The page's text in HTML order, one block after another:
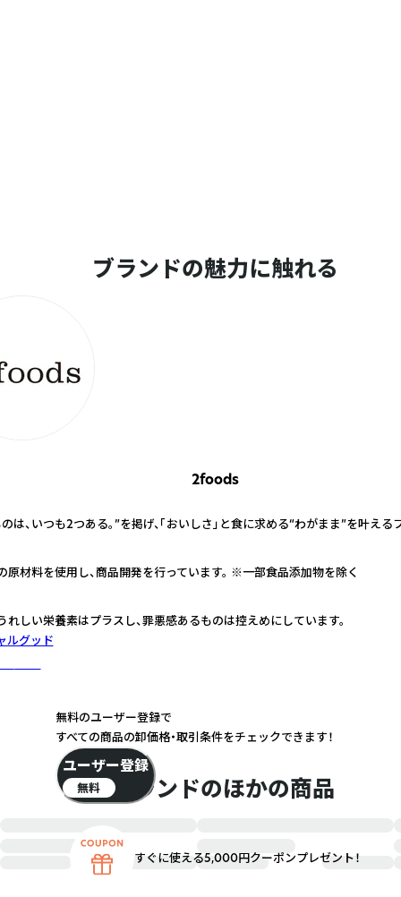
ブランドの魅力に触れる
2foods
は、いつも2つある。”を掲げ、「おいしさ」と食に求める“わがまま”を叶える
原材料を使用し、商品開発を行っています。 ※一部食品添加物を除く
れしい栄養素はプラスし、罪悪感あるものは控えめにしています。
ルグッド
このブランドのほかの商品
無料のユーザー登録で
すべての商品の卸価格・取引条件をチェックできます！
ユーザー登録
無料
すぐに使える5,000円クーポンプレゼント！